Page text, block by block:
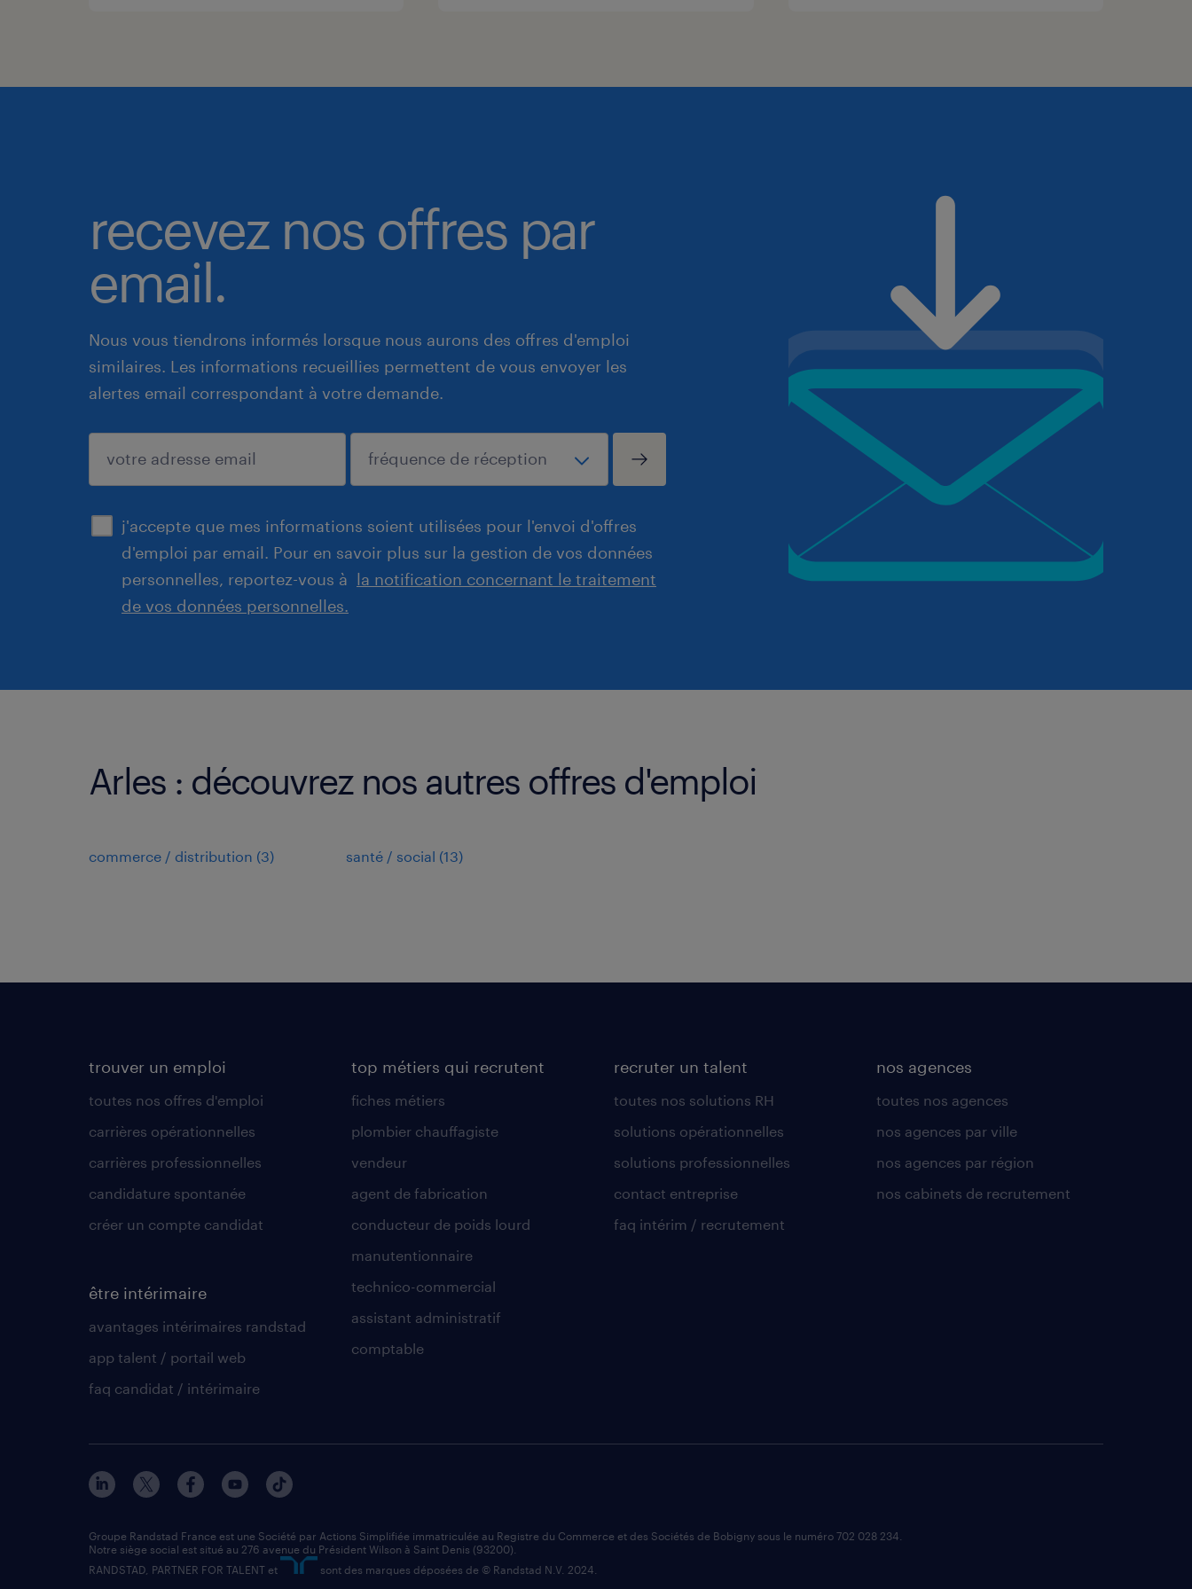
recevez nos offres par
email.
Nous vous tiendrons informés lorsque nous aurons des offres d'emploi
similaires. Les informations recueillies permettent de vous envoyer les
alertes email correspondant à votre demande.
j'accepte que mes informations soient utilisées pour l'envoi d'offres
d'emploi par email. Pour en savoir plus sur la gestion de vos données
personnelles, reportez-vous à la notification concernant le traitement
de vos données personnelles.
enregistrer
Arles : découvrez nos autres offres d'emploi
commerce / distribution (3) santé / social (13)
trouver un emploi
toutes nos offres d'emploi
carrières opérationnelles
carrières professionnelles
candidature spontanée
créer un compte candidat
être intérimaire
avantages intérimaires randstad
app talent / portail web
faq candidat / intérimaire
top métiers qui recrutent
fiches métiers
plombier chauffagiste
vendeur
agent de fabrication
conducteur de poids lourd
manutentionnaire
technico-commercial
assistant administratif
comptable
recruter un talent
toutes nos solutions RH
solutions opérationnelles
solutions professionnelles
contact entreprise
faq intérim / recrutement
nos agences
toutes nos agences
nos agences par ville
nos agences par région
nos cabinets de recrutement
Groupe Randstad France est une Société par Actions Simplifiée immatriculée au Registre du Commerce et des Sociétés de Bobigny sous le numéro 702 028 234.
Notre siège social est situé au 276 avenue du Président Wilson à Saint Denis (93200).
RANDSTAD, PARTNER FOR TALENT et
sont des marques déposées de © Randstad N.V. 2024.